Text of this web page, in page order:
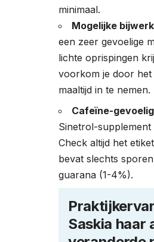
minimaal.
Mogelijke
een zeer gevoelige
lichte oprispingen
voorkom je door het
maaltijd in te nemen.
Cafeïne-
Sinetrol-
Check altijd het
bevat slechts
guarana (1-4%).
Saskia haar